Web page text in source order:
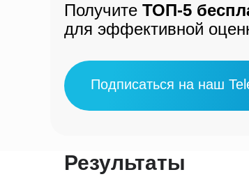
Получите ТОП-5
для эффективной
Подписаться на наш
Результаты